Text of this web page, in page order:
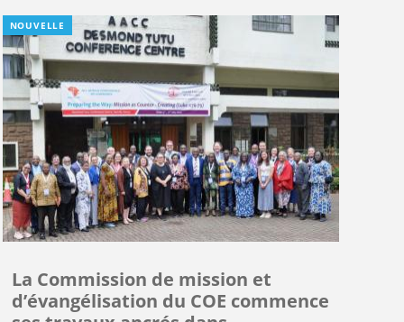
NOUVELLE
La Commission de mission et
d’évangélisation du COE commence